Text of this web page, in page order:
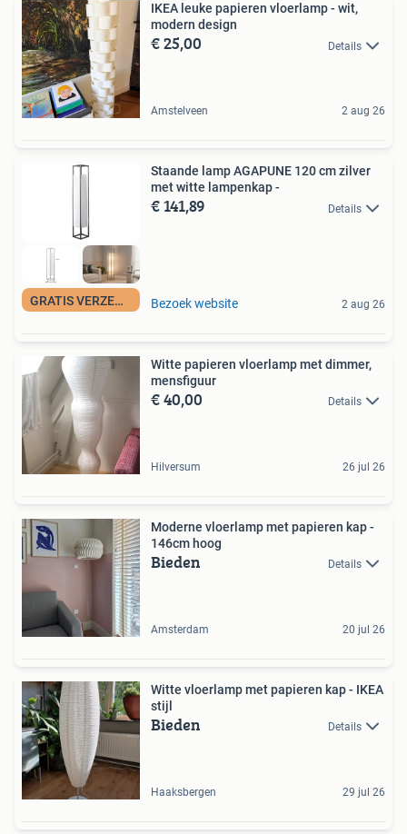
IKEA leuke papieren vloerlamp - wit,
modern design
€ 25,00 Details
Amstelveen 2 aug 26
GRATIS VERZENDING
Staande lamp AGAPUNE 120 cm zilver
met witte lampenkap -
€ 141,89 Details
Bezoek website 2 aug 26
Witte papieren vloerlamp met dimmer,
mensfiguur
€ 40,00 Details
Hilversum 26 jul 26
Moderne vloerlamp met papieren kap -
146cm hoog
Bieden Details
Amsterdam 20 jul 26
Witte vloerlamp met papieren kap - IKEA
stijl
Bieden Details
Haaksbergen 29 jul 26